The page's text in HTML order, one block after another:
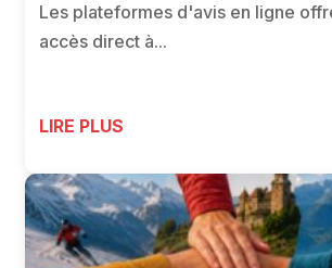
Les plateformes d'avis en ligne
accès direct à...
LIRE PLUS